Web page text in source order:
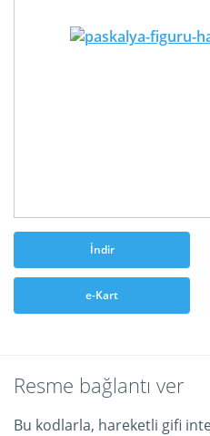
İndir
e-Kart
Resme bağlantı ver
Bu kodlarla, hareketli gifi